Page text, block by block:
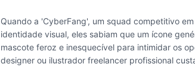
Quando a 'CyberFang', um squad competitivo
identidade visual, eles sabiam que um ícone
mascote feroz e inesquecível para intimidar os
designer ou ilustrador freelancer profissional